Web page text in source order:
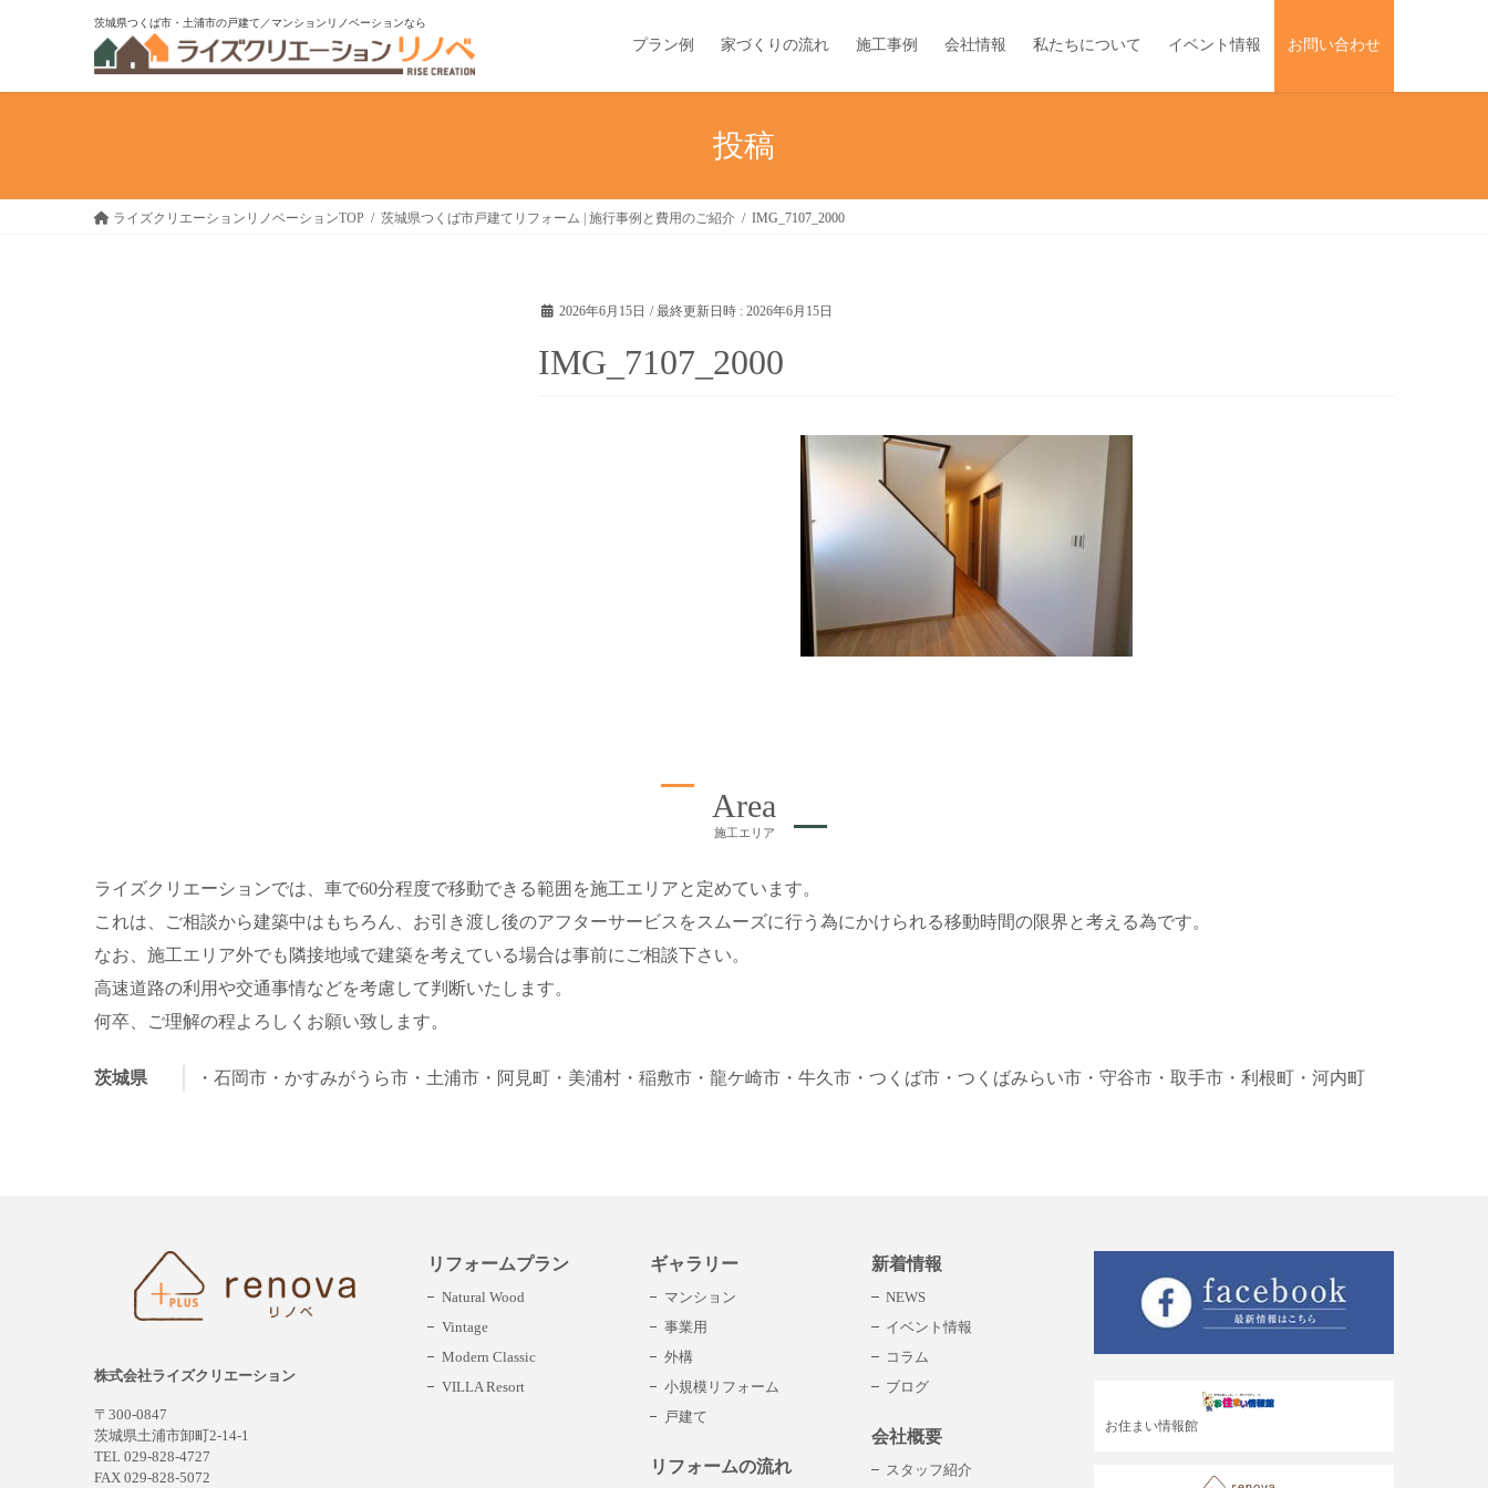
ン
キ
ー
に
茨城県つくば市・土浦市の戸建て／マンションリノベーションなら
プラン例 家づくりの流れ 施工事例 会社情報 私たちについて イベント情報 お問い合わせ
投稿
ライズクリエーションリノベーションTOP 茨城県つくば市戸建てリフォーム | 施行事例と費用のご紹介 IMG_7107_2000
2026年6月15日 / 最終更新日時 :2026年6月15日
IMG_7107_2000
Area
施工エリア
ライズクリエーションでは、車で60分程度で移動できる範囲を施工エリアと定めています。
これは、ご相談から建築中はもちろん、お引き渡し後のアフターサービスをスムーズに行う為にかけられる移動時間の限界と考える為です。
なお、施工エリア外でも隣接地域で建築を考えている場合は事前にご相談下さい。
高速道路の利用や交通事情などを考慮して判断いたします。
何卒、ご理解の程よろしくお願い致します。
茨城県 ・石岡市 ・かすみがうら市 ・土浦市 ・阿見町 ・美浦村 ・稲敷市 ・龍ケ崎市 ・牛久市 ・つくば市 ・つくばみらい市 ・守谷市 ・取手市 ・利根町 ・河内町
株式会社ライズクリエーション
〒300-0847
茨城県土浦市卸町2-14-1
TEL 029-828-4727
FAX 029-828-5072
リフォームプラン
Natural Wood
Vintage
Modern Classic
VILLA Resort
ギャラリー
マンション
事業用
外構
小規模リフォーム
戸建て
リフォームの流れ
新着情報
NEWS
イベント情報
コラム
ブログ
会社概要
スタッフ紹介
お住まい情報館